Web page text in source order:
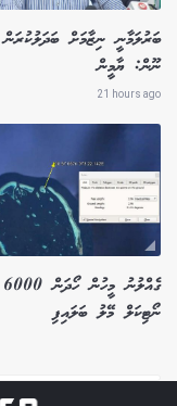
ބަރުލަމާނީ ނިޒާމަށް
ނޫން: ޔާމީން
21 hours ago
ނޯޓިކަލް މޭލު ބަލައިފި